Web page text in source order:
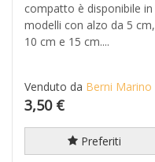
compatto è disponibile in
modelli con alzo da 5 cm,
10 cm e 15 cm....
Venduto da Berni Marino di Mario S.n.c.
3,50 €
Preferiti